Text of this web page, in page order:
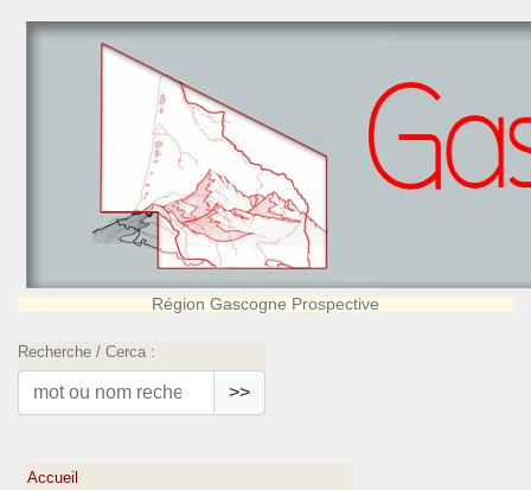
Région Gascogne Prospective
Recherche / Cerca :
>>
Accueil